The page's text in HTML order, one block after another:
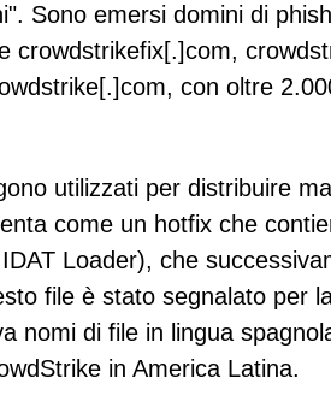
Sono emersi domini di
crowdstrikefix[.]com,
con oltre
utilizzati per distribuire
come un hotfix che
Loader), che
file è stato segnalato per
nomi di file in lingua
in America Latina.